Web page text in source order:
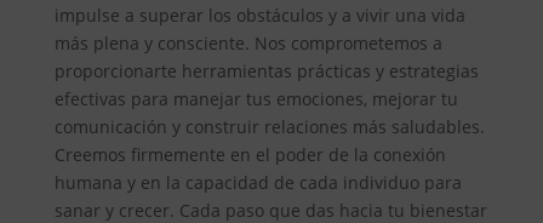
impulse a superar los obstáculos y a vivir una vida
más plena y consciente. Nos comprometemos a
proporcionarte herramientas prácticas y estrategias
efectivas para manejar tus emociones, mejorar tu
comunicación y construir relaciones más saludables.
Creemos firmemente en el poder de la conexión
humana y en la capacidad de cada individuo para
sanar y crecer. Cada paso que das hacia tu bienestar